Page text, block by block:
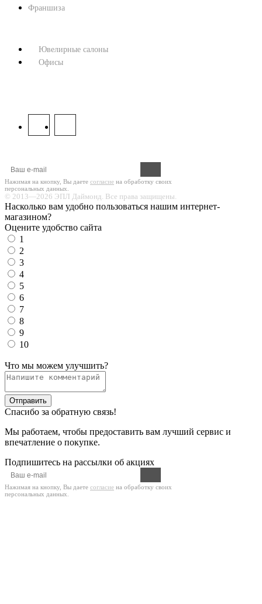
Франшиза
Ювелирные салоны
Офисы
Нажимая на кнопку, Вы даете согласие на обработку своих
персональных данных.
© 2013—2026 ЭПЛ Даймонд. Все права защищены.
Насколько вам удобно пользоваться нашим интернет-
магазином?
Оцените удобство сайта
1
2
3
4
5
6
7
8
9
10
Что мы можем улучшить?
Отправить
Спасибо за обратную связь!
Мы работаем, чтобы предоставить вам лучший сервис и
впечатление о покупке.
Подпишитесь на рассылки об акциях
Нажимая на кнопку, Вы даете согласие на обработку своих
персональных данных.